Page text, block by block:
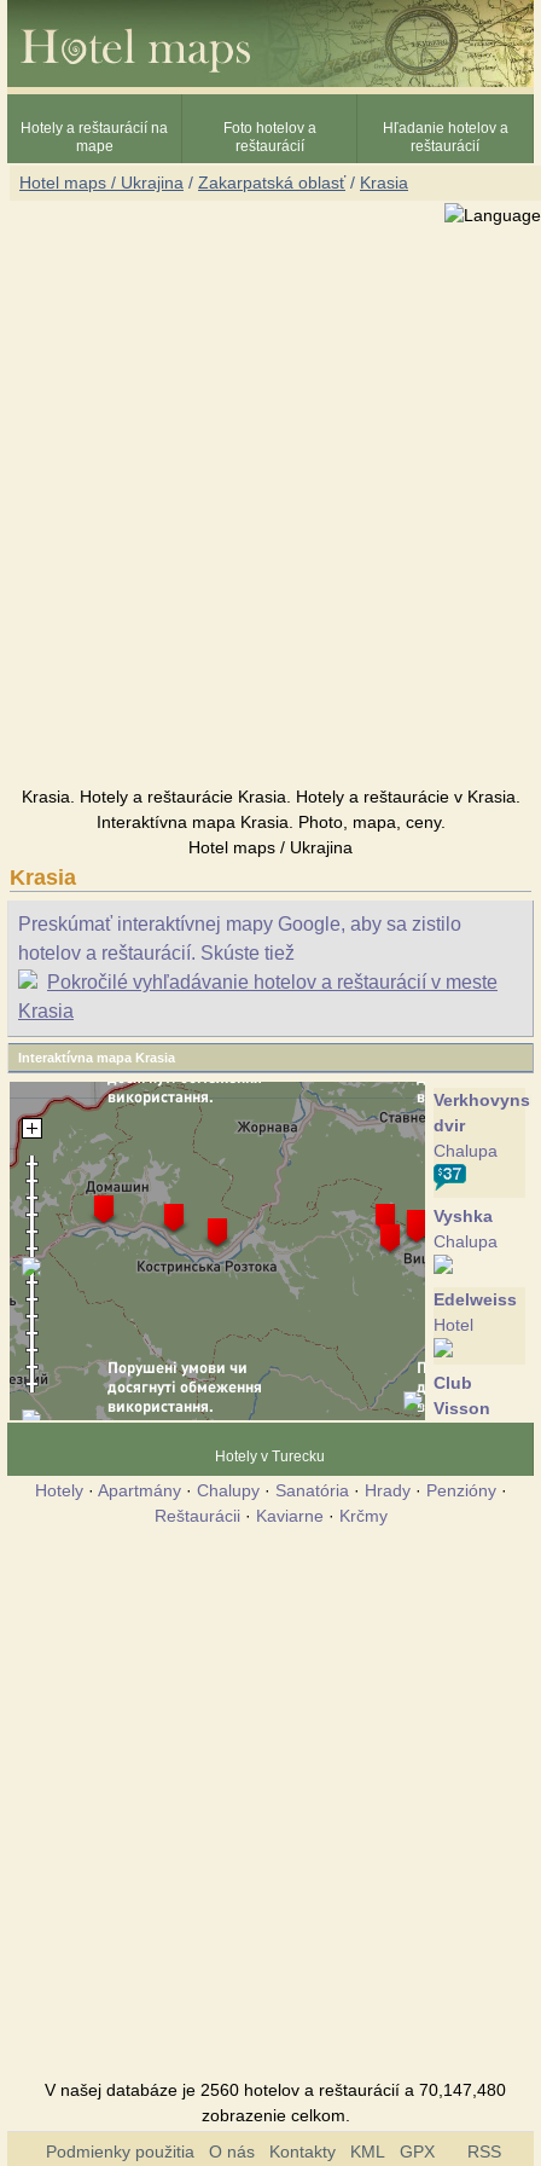
Hotely a reštaurácií na
mape
Foto hotelov a
reštaurácií
Hľadanie hotelov a
reštaurácií
Hotel maps / Ukrajina / Zakarpatská oblasť/ Krasia
Krasia. Hotely a reštaurácie Krasia. Hotely a reštaurácie v Krasia.
Interaktívna mapa Krasia. Photo, mapa, ceny.
Hotel maps / Ukrajina
Krasia
Preskúmať interaktívnej mapy Google, aby sa zistilo
hotelov a reštaurácií. Skúste tiež
Pokročilé vyhľadávanie hotelov a reštaurácií v meste
Krasia
Interaktívna mapa Krasia
dvir
Chalupa
Vyshka
Chalupa
Edelweiss
Hotel
Club
Visson
Crocus
Hotely v Turecku
Hotely· Apartmány· Chalupy· Sanatória · Hrady· Penzióny·
Reštaurácii· Kaviarne · Krčmy
V našej databáze je 2560 hotelov a reštaurácií a 70,147,480
zobrazenie celkom.
Podmienky použitia
O nás Kontakty KML GPX RSS